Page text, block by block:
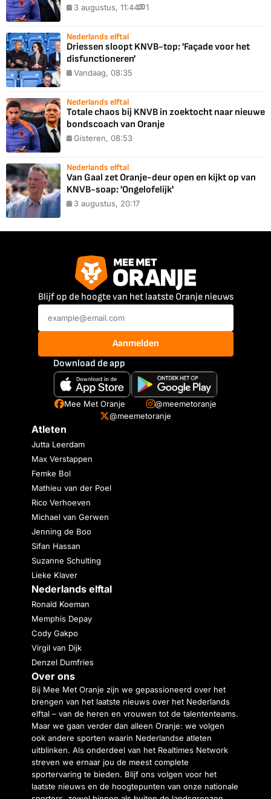
3 augustus, 11:44 1
Nederlands elftal
Driessen sloopt KNVB-top: 'Façade voor het
disfunctioneren'
Vandaag, 08:35
Nederlands elftal
Totale chaos bij KNVB in zoektocht naar nieuwe
bondscoach van Oranje
Gisteren, 08:53
Nederlands elftal
Van Gaal zet Oranje-deur open en kijkt op van
KNVB-soap: 'Ongelofelijk'
3 augustus, 20:17
Blijf op de hoogte van het laatste Oranje nieuws
Aanmelden
Download de app
Mee Met Oranje
@meemetoranje
@meemetoranje
Atleten
Jutta Leerdam
Max Verstappen
Femke Bol
Mathieu van der Poel
Rico Verhoeven
Michael van Gerwen
Jenning de Boo
Sifan Hassan
Suzanne Schulting
Lieke Klaver
Nederlands elftal
Ronald Koeman
Memphis Depay
Cody Gakpo
Virgil van Dijk
Denzel Dumfries
Over ons
Bij Mee Met Oranje zijn we gepassioneerd over het
brengen van het laatste nieuws over het Nederlands
elftal – van de heren en vrouwen tot de talententeams.
Maar we gaan verder dan alleen Oranje: we volgen
ook andere sporten waarin Nederlandse atleten
uitblinken. Als onderdeel van het Realtimes Network
streven we ernaar jou de meest complete
sportervaring te bieden. Blijf ons volgen voor het
laatste nieuws en de hoogtepunten van onze nationale